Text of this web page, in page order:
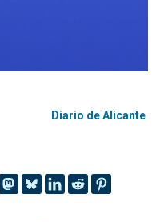
Diario de Alicante